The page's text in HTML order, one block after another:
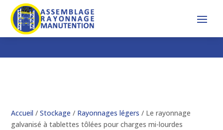
Accueil /Stockage / Rayonnages légers / Le rayonnage
galvanisé à tablettes tôlées pour charges mi-lourdes